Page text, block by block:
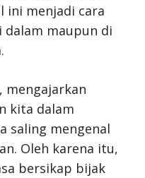
ini menjadi cara
dalam maupun di
mengajarkan
kita dalam
saling mengenal
Oleh karena itu,
bersikap bijak